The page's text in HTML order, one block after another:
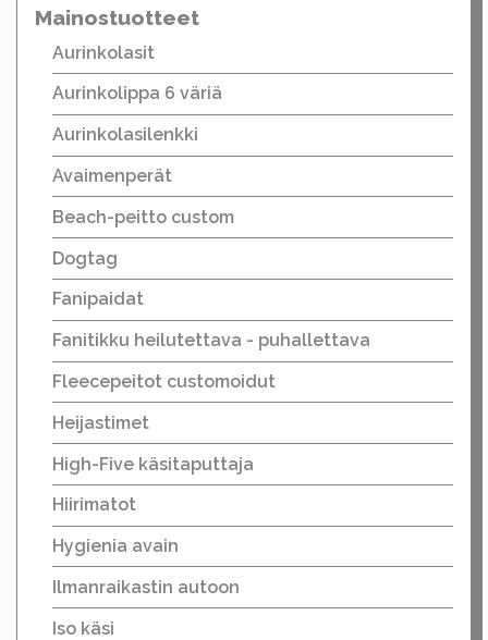
Mainostuotteet
Aurinkolasit
Aurinkolippa 6 väriä
Aurinkolasilenkki
Avaimenperät
Beach-peitto custom
Dogtag
Fanipaidat
Fanitikku heilutettava - puhallettava
Fleecepeitot customoidut
Heijastimet
High-Five käsitaputtaja
Hiirimatot
Hygienia avain
Ilmanraikastin autoon
Iso käsi